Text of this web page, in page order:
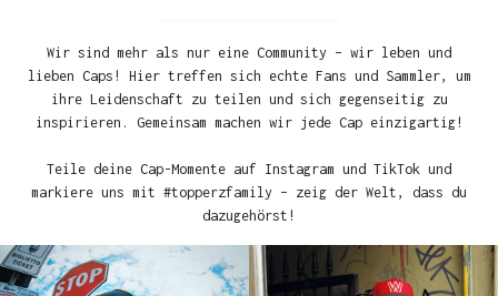
Wir sind mehr als nur eine Community – wir leben und
lieben Caps! Hier treffen sich echte Fans und Sammler, um
ihre Leidenschaft zu teilen und sich gegenseitig zu
inspirieren. Gemeinsam machen wir jede Cap einzigartig!
Teile deine Cap-Momente auf Instagram und TikTok und
markiere uns mit #topperzfamily – zeig der Welt, dass du
dazugehörst!